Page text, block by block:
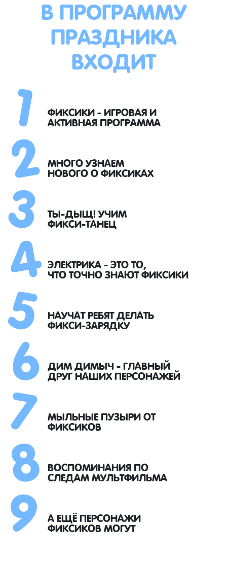
В ПРОГРАММУ
ПРАЗДНИКА
ВХОДИТ
ФИКСИКИ - ИГРОВАЯ И
АКТИВНАЯ ПРОГРАММА
МНОГО УЗНАЕМ
НОВОГО О ФИКСИКАХ
ТЫ-ДЫЩ! УЧИМ
ФИКСИ-ТАНЕЦ
ЭЛЕКТРИКА - ЭТО ТО,
ЧТО ТОЧНО ЗНАЮТ ФИКСИКИ
НАУЧАТ РЕБЯТ ДЕЛАТЬ
ФИКСИ-ЗАРЯДКУ
ДИМ ДИМЫЧ - ГЛАВНЫЙ
ДРУГ НАШИХ ПЕРСОНАЖЕЙ
МЫЛЬНЫЕ ПУЗЫРИ ОТ
ФИКСИКОВ
ВОСПОМИНАНИЯ ПО
СЛЕДАМ МУЛЬТФИЛЬМА
А ЕЩЁ ПЕРСОНАЖИ
ФИКСИКОВ МОГУТ